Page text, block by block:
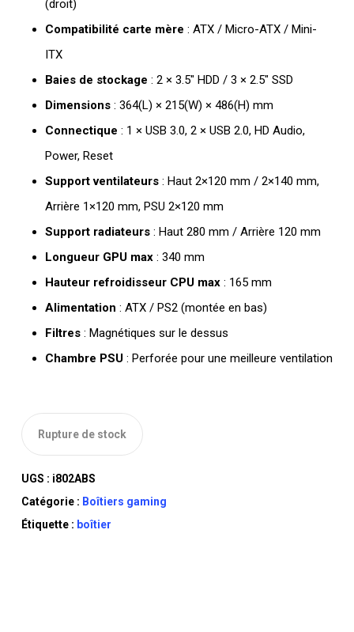
(droit)
Compatibilité carte mère : ATX / Micro-ATX / Mini-
ITX
Baies de stockage : 2 × 3.5″ HDD / 3 × 2.5″ SSD
Dimensions: 364(L) × 215(W) × 486(H) mm
Connectique : 1 × USB 3.0, 2 × USB 2.0, HD Audio,
Power, Reset
Support ventilateurs: Haut 2×120 mm / 2×140 mm,
Arrière 1×120 mm, PSU 2×120 mm
Support radiateurs: Haut 280 mm / Arrière 120 mm
Longueur GPU max: 340 mm
Hauteur refroidisseur CPU max: 165 mm
Alimentation : ATX / PS2 (montée en bas)
Filtres: Magnétiques sur le dessus
Chambre PSU: Perforée pour une meilleure ventilation
Rupture de stock
UGS : i802ABS
Catégorie : Boîtiers gaming
Étiquette : boîtier